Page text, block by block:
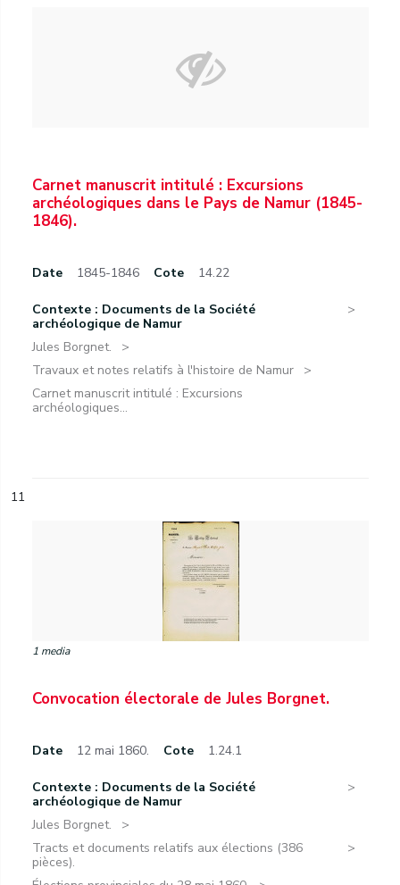
Carnet manuscrit intitulé : Excursions
archéologiques dans le Pays de Namur (1845-
1846).
Date 1845-1846 Cote 14.22
Contexte : Documents de la Société
archéologique de Namur
Jules Borgnet.
Travaux et notes relatifs à l'histoire de Namur
Carnet manuscrit intitulé : Excursions
archéologiques...
11
1 media
Convocation électorale de Jules Borgnet.
Date 12 mai 1860. Cote 1.24.1
Contexte : Documents de la Société
archéologique de Namur
Jules Borgnet.
Tracts et documents relatifs aux élections (386
pièces).